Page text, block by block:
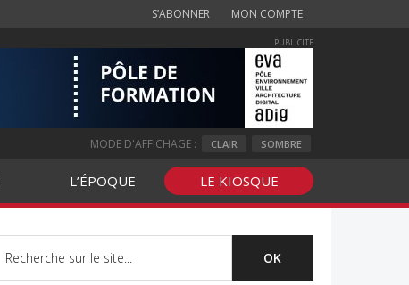
S’ABONNER MON COMPTE
PUBLICITE
MODE D'AFFICHAGE : CLAIR SOMBRE
L’ÉPOQUE LE KIOSQUE